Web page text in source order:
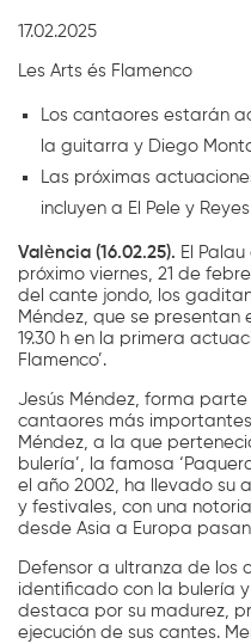
17.02.2025
Les Arts és Flamenco
Los cantaores estarán
la guitarra y Diego
Las próximas
incluyen a El Pele y
València (16.02.25). El
próximo viernes, 21 de
del cante jondo, los
Méndez, que se presentan
19.30 h en la primera
Flamenco’.
Jesús Méndez, forma
cantaores más
Méndez, a la que
bulería’, la famosa
el año 2002, ha llevado su
y festivales, con una
desde Asia a Europa
Defensor a ultranza de los
identificado con la bulería
destaca por su madurez,
ejecución de sus cantes.